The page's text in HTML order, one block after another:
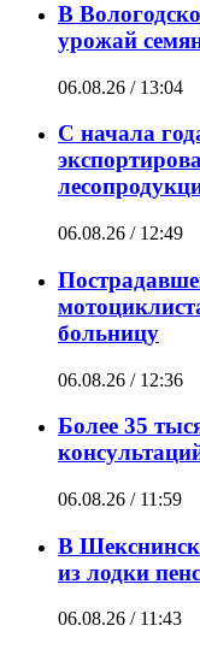
В
урожай
06.08.26 / 13:04
С начала
06.08.26 / 12:49
больницу
06.08.26 / 12:36
Более 35
06.08.26 / 11:59
В
из лодки
06.08.26 / 11:43